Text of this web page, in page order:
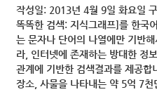
작성일: 2013년 4월 9일 화요일
똑똑한 검색: 지식그래프]를 한국
는 문자나 단어의 나열에만 기반
라, 인터넷에 존재하는 방대한 정
관계에 기반한 검색결과를 제공합
장소, 사물을 나타내는 약 5억 7